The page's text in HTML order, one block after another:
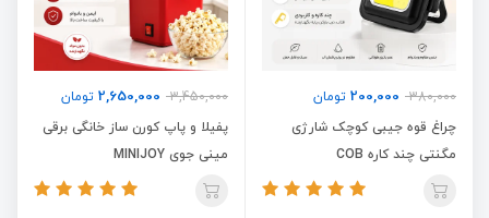
380,000
200,000 تومان
چراغ قوه جیبی کوچک شارژی
مگنتی چند کاره COB
3,450,000
2,650,000 تومان
پفیلا و پاپ کورن ساز خانگی برقی
مینی جوی MINIJOY